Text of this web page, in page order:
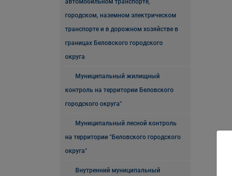
автомобильном транспорте,
городском, наземном электрическом
транспорте и в дорожном хозяйстве в
границах Беловского городского
округа
Муниципальный жилищный
контроль на территории Беловского
городского округа"
Муниципальный лесной контроль
на территории "Беловского городского
округа"
Внутренний муниципальный